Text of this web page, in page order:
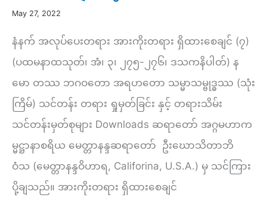
(၁၇)
May 27, 2022
နံနက် အလုပ်ပေးတရား အားကိုးတရား ရှိထားစေချင် (၇)
(ပထမနာထသုတ်၊ အံ၊ ၃၊ ၂၇၅-၂၇၆၊ ဒသကနိပါတ်) န
မော တဿ ဘဂဝတော အရဟတော သမ္မာသမ္ဗုဒ္ဓဿ (သုံး
ကြိမ်) သင်တန်း တရား ရှုမှတ်ခြင်း နှင့် တရားသိမ်း
သင်တန်းမှတ်စုများ Downloads ဆရာတော် အဂ္ဂမဟာက
မ္မဋ္ဌာနာစရိယ မေတ္တာနန္ဒဆရာတော် ဦးဃောသိတာဘိ
ဝံသ (မေတ္တာနန္ဒဝိဟာရ, Califorina, U.S.A.) မှ သင်ကြား
ပို့ချသည်။ အားကိုးတရား ရှိထားစေချင်